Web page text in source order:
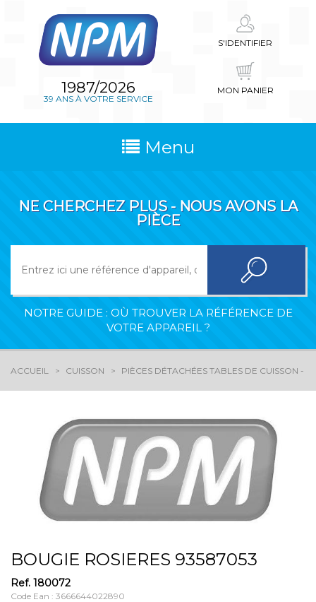
1987/2026
39 ANS À VOTRE SERVICE
S'IDENTIFIER
MON PANIER
Menu
NE CHERCHEZ PLUS - NOUS AVONS LA
PIÈCE
NOTRE GUIDE : OÙ TROUVER LA RÉFÉRENCE DE
VOTRE APPAREIL ?
ACCUEIL CUISSON PIÈCES DÉTACHÉES TABLES DE CUISSON -
BOUGIE ROSIERES 93587053
Ref. 180072
Code Ean : 3666644022890